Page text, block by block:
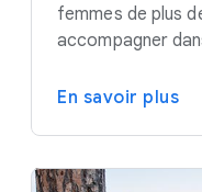
femmes de plus
accompagner
En savoir plus